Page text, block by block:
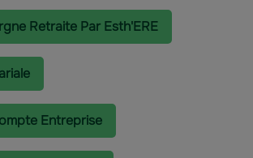
Retraite Par Esth'ERE
Entreprise